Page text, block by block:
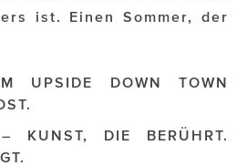
ist. Einen Sommer, der
UPSIDE DOWN TOWN
KUNST, DIE BERÜHRT.